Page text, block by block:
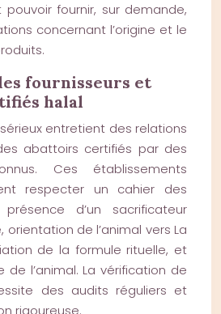
pouvoir fournir, sur demande,
concernant l’origine et le
fournisseurs et
halal
entretient des relations
abattoirs certifiés par des
Ces établissements
respecter un cahier des
d’un sacrificateur
orientation de l’animal vers La
de la formule rituelle, et
l’animal. La vérification de
des audits réguliers et
rigoureuse.